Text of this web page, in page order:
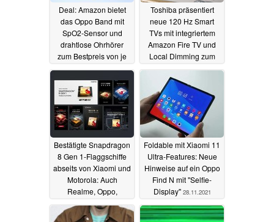
Deal: Amazon bietet
das Oppo Band mit
SpO2-Sensor und
drahtlose Ohrhörer
zum Bestpreis von je
rund 30 Euro08.12.2021
Toshiba präsentiert
neue 120 Hz Smart
TVs mit integriertem
Amazon Fire TV und
Local Dimming zum
attraktiven Preis
06.12.2021
Bestätigte Snapdragon
8 Gen 1-Flaggschiffe
abseits von Xiaomi und
Motorola: Auch
Realme, Oppo,
OnePlus, Nubia und
andere teasern eifrig
Foldable mit Xiaomi 11
Ultra-Features: Neue
Hinweise auf ein Oppo
Find N mit "Selfie-
Display" 28.11.2021